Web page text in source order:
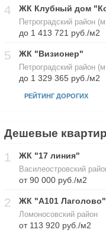
4 ЖК Клубный дом
Петроградский район
до 1 413 721 руб./м2
5 ЖК "Визионер"
Петроградский район
до 1 329 365 руб./м2
РЕЙТИНГ ДОРОГИХ
Дешевые
1 ЖК "17 линия"
Василеостровский
от 90 000 руб./м2
2 ЖК "А101 Лаголово"
Ломоносовский район
от 113 920 руб./м2